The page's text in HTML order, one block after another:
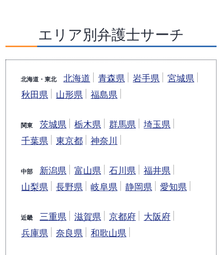
エリア別弁護士サーチ
北海道・東北 北海道 青森県 岩手県
宮城県
秋田県
山形県 福島県
関東 茨城県 栃木県 群馬県
埼玉県
千葉県
東京都 神奈川
中部 新潟県 富山県 石川県
福井県
山梨県
長野県 岐阜県 静岡県 愛知県
近畿 三重県 滋賀県 京都府
大阪府
兵庫県
奈良県 和歌山県